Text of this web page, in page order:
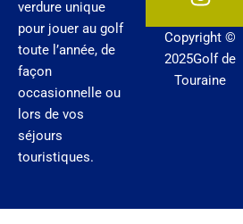
verdure unique
pour jouer au golf
toute l’année, de
façon
occasionnelle ou
lors de vos
séjours
touristiques.
o
o
k
b
e
g
r
a
m
Copyright ©
2025Golf de
Touraine